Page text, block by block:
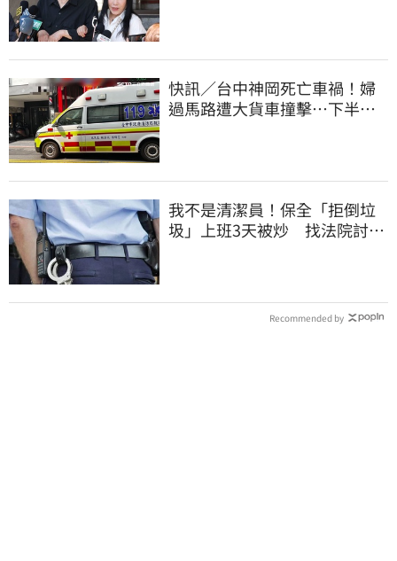
快訊／台中神岡死亡車禍！婦
過馬路遭大貨車撞擊…下半身
我不是清潔員！保全「拒倒垃
圾」上班3天被炒 找法院討公
Recommended by